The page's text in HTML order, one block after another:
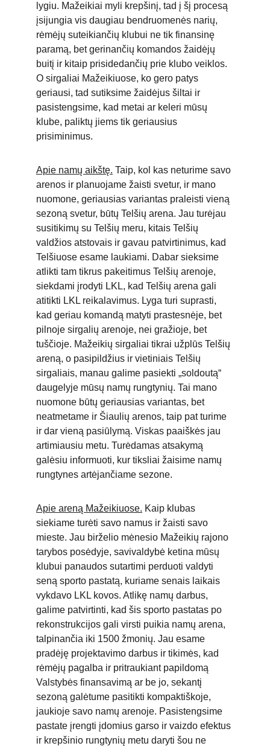
lygiu. Mažeikiai myli krepšinį, tad į šį procesą
įsijungia vis daugiau bendruomenės narių,
rėmėjų suteikiančių klubui ne tik finansinę
paramą, bet gerinančių komandos žaidėjų
buitį ir kitaip prisidedančių prie klubo veiklos.
O sirgaliai Mažeikiuose, ko gero patys
geriausi, tad sutiksime žaidėjus šiltai ir
pasistengsime, kad metai ar keleri mūsų
klube, paliktų jiems tik geriausius
prisiminimus.
Apie namų aikštę. Taip, kol kas neturime savo
arenos ir planuojame žaisti svetur, ir mano
nuomone, geriausias variantas praleisti vieną
sezoną svetur, būtų Telšių arena. Jau turėjau
susitikimų su Telšių meru, kitais Telšių
valdžios atstovais ir gavau patvirtinimus, kad
Telšiuose esame laukiami. Dabar sieksime
atlikti tam tikrus pakeitimus Telšių arenoje,
siekdami įrodyti LKL, kad Telšių arena gali
atitikti LKL reikalavimus. Lyga turi suprasti,
kad geriau komandą matyti prastesnėje, bet
pilnoje sirgalių arenoje, nei gražioje, bet
tuščioje. Mažeikių sirgaliai tikrai užplūs Telšių
areną, o pasipildžius ir vietiniais Telšių
sirgaliais, manau galime pasiekti „soldoutą“
daugelyje mūsų namų rungtynių. Tai mano
nuomone būtų geriausias variantas, bet
neatmetame ir Šiaulių arenos, taip pat turime
ir dar vieną pasiūlymą. Viskas paaiškės jau
artimiausiu metu. Turėdamas atsakymą
galėsiu informuoti, kur tiksliai žaisime namų
rungtynes artėjančiame sezone.
Apie areną Mažeikiuose. Kaip klubas
siekiame turėti savo namus ir žaisti savo
mieste. Jau birželio mėnesio Mažeikių rajono
tarybos posėdyje, savivaldybė ketina mūsų
klubui panaudos sutartimi perduoti valdyti
seną sporto pastatą, kuriame senais laikais
vykdavo LKL kovos. Atlikę namų darbus,
galime patvirtinti, kad šis sporto pastatas po
rekonstrukcijos gali virsti puikia namų arena,
talpinančia iki 1500 žmonių. Jau esame
pradėję projektavimo darbus ir tikimės, kad
rėmėjų pagalba ir pritraukiant papildomą
Valstybės finansavimą ar be jo, sekantį
sezoną galėtume pasitikti kompaktiškoje,
jaukioje savo namų arenoje. Pasistengsime
pastate įrengti įdomius garso ir vaizdo efektus
ir krepšinio rungtynių metu daryti šou ne